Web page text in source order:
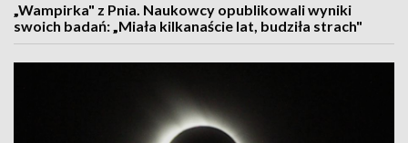
„Wampirka" z Pnia. Naukowcy opublikowali wyniki
swoich badań: „Miała kilkanaście lat, budziła strach"